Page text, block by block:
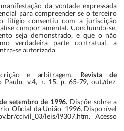
da vontade expressada
para compreender se o terceiro
litígio consentiu com a jurisdição
comportamental. Concluindo-se,
seja demonstrado, e que o não
verdadeira parte contratual, a
se autorizada.
e arbitragem. Revista de
Paulo, v.4, n. 15, p. 65-79, out./dez.
setembro de 1996. Dispõe sobre a
Oficial da União, 1996. Disponível
ccivil_03/leis/l9307.htm. Acesso